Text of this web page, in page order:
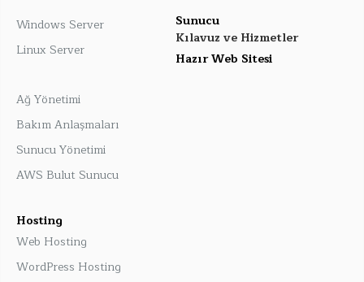
Sunucu
Windows Server
Linux Server
Kılavuz ve Hizmetler
Ağ Yönetimi
Bakım Anlaşmaları
Sunucu Yönetimi
AWS Bulut Sunucu
Hazır Web Sitesi
Hosting
Web Hosting
WordPress Hosting